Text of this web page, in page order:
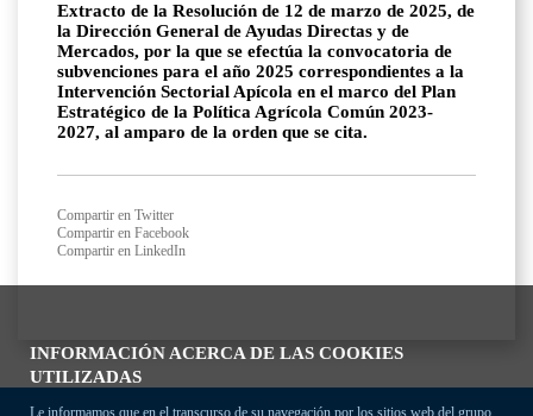
INFORMACIÓN ACERCA DE LAS COOKIES
UTILIZADAS
Le informamos que en el transcurso de su navegación por los sitios web del grupo
Extracto de la Resolución de 12 de marzo de 2025, de
la Dirección General de Ayudas Directas y de
Mercados, por la que se efectúa la convocatoria de
subvenciones para el año 2025 correspondientes a la
Intervención Sectorial Apícola en el marco del Plan
Estratégico de la Política Agrícola Común 2023-
2027, al amparo de la orden que se cita.
Compartir en Twitter
Compartir en Facebook
Compartir en LinkedIn